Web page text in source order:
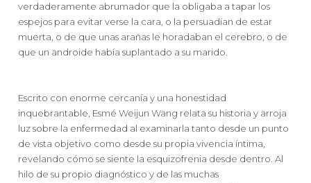
verdaderamente abrumador que la obligaba a tapar los
espejos para evitar verse la cara, o la persuadían de estar
muerta, o de que unas arañas le horadaban el cerebro, o de
que un androide había suplantado a su marido.
Escrito con enorme cercanía y una honestidad
inquebrantable, Esmé Weijun Wang relata su historia y arroja
luz sobre la enfermedad al examinarla tanto desde un punto
de vista objetivo como desde su propia vivencia íntima,
revelando cómo se siente la esquizofrenia desde dentro. Al
hilo de su propio diagnóstico y de las muchas